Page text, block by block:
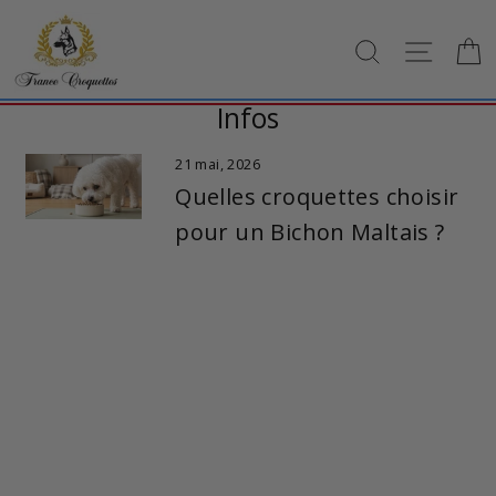
contenu
Infos
21 mai, 2026
Quelles croquettes choisir
pour un Bichon Maltais ?